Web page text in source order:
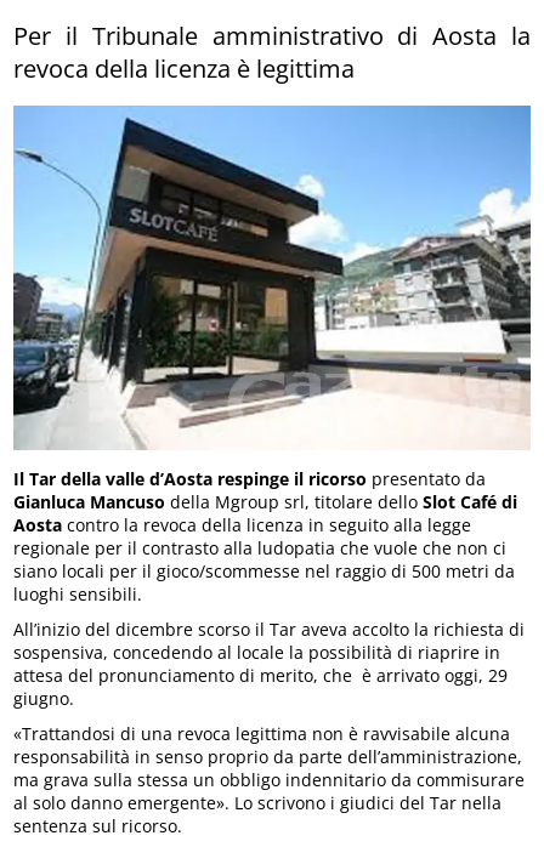
Per il Tribunale amministrativo di Aosta la
revoca della licenza è legittima
Il Tar della valle d’Aosta respinge il ricorso presentato da
Gianluca Mancuso della Mgroup srl, titolare delloSlot Café di
Aosta contro la revoca della licenza in seguito alla legge
regionale per il contrasto alla ludopatia che vuole che non ci
siano locali per il gioco/scommesse nel raggio di 500 metri da
luoghi sensibili.
All’inizio del dicembre scorso il Tar aveva accolto la richiesta di
sospensiva, concedendo al locale la possibilità di riaprire in
attesa del pronunciamento di merito, che è arrivato oggi, 29
giugno.
«Trattandosi di una revoca legittima non è ravvisabile alcuna
responsabilità in senso proprio da parte dell’amministrazione,
ma grava sulla stessa un obbligo indennitario da commisurare
al solo danno emergente». Lo scrivono i giudici del Tar nella
sentenza sul ricorso.